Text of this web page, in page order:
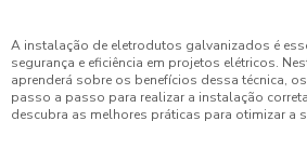
A instalação de eletrodutos galvanizados é
segurança e eficiência em projetos elétricos.
aprenderá sobre os benefícios dessa técnica,
passo a passo para realizar a instalação
descubra as melhores práticas para otimizar a